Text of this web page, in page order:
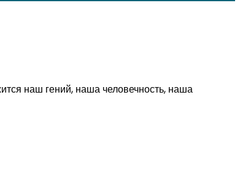
наш гений, наша человечность, наша